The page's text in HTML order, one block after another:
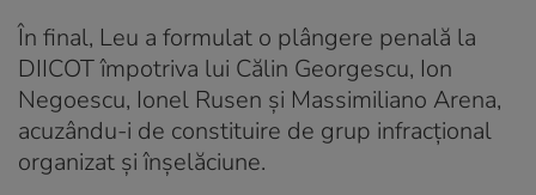
În final, Leu a formulat o plângere penală la
DIICOT împotriva lui Călin Georgescu, Ion
Negoescu, Ionel Rusen și Massimiliano Arena,
acuzându-i de constituire de grup infracțional
organizat și înșelăciune.